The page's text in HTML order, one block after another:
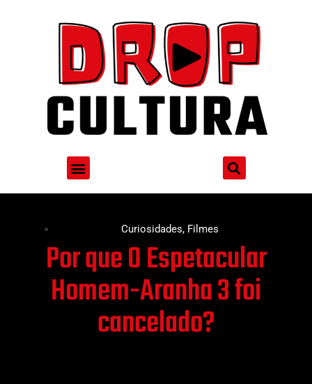
Curiosidades, Filmes
Por que O Espetacular
Homem-Aranha 3 foi
cancelado?